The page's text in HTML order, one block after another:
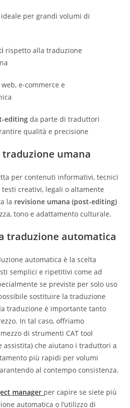
ideale per grandi volumi di
rispetto alla traduzione
e-commerce e
editing da parte di traduttori
qualità e precisione
traduzione umana
per contenuti informativi, tecnici
creativi, legali o altamente
la revisione umana (post-editing)
tono e adattamento culturale.
traduzione automatica
automatica è la scelta
semplici e ripetitivi come ad
se previste per solo uso
sostituire la traduzione
traduzione è importante tanto
In tal caso, offriamo
di strumenti CAT tool
che aiutano i traduttori a
più rapidi per volumi
al contempo consistenza.
manager per capire se siete più
automatica o l’utilizzo di